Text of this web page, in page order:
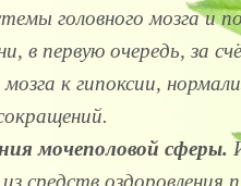
головного мозга и
в первую очередь, за
к гипоксии,
мочеполовой сферы.
средств оздоровления